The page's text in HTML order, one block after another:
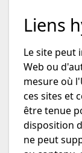
Liens
Le site peut
Web ou
mesure où
ces sites et
être tenue
disposition
ne peut